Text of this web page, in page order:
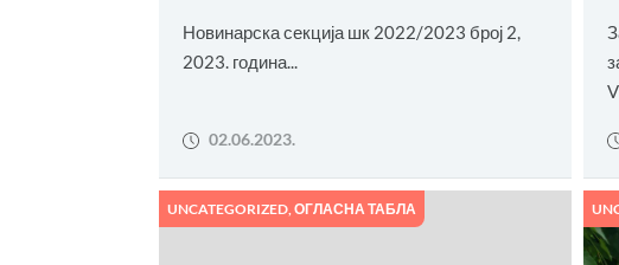
Новинарска секција шк 2022/2023 број 2,
2023. година...
02.06.2023.
UNCATEGORIZED ,ОГЛАСНА ТАБЛА